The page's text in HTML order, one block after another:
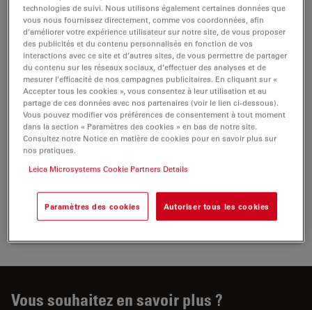
CERTIFICATS
EC DoC K5 EMV 230-2
Jul 27, 2026 PDF, 46 KB
DOWNLOAD
UKCA K5 230-1
Jul 27, 2026 PDF, 65 KB
DOWNLOAD
Vous souhaitez en savoir plus ?
technologies de suivi. Nous utilisons également certaines données que
vous nous fournissez directement, comme vos coordonnées, afin
d’améliorer votre expérience utilisateur sur notre site, de vous proposer
des publicités et du contenu personnalisés en fonction de vos
interactions avec ce site et d’autres sites, de vous permettre de partager
du contenu sur les réseaux sociaux, d’effectuer des analyses et de
mesurer l’efficacité de nos campagnes publicitaires. En cliquant sur «
Accepter tous les cookies », vous consentez à leur utilisation et au
partage de ces données avec nos partenaires (voir le lien ci-dessous).
Vous pouvez modifier vos préférences de consentement à tout moment
dans la section « Paramètres des cookies » en bas de notre site.
Consultez notre Notice en matière de cookies pour en savoir plus sur
nos pratiques.
Leica Microsystems Cookie Partners Details
Paramètres des cookies Autoriser tous les cookies